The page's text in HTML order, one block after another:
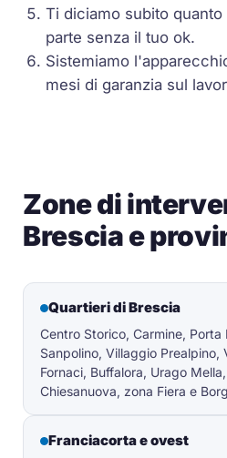
Ti diciamo subito
parte senza il tuo ok.
Sistemiamo
mesi di garanzia sul
Zone di
Brescia e
Quartieri di Brescia
Centro Storico, Carmine, Porta
Sanpolino, Villaggio Prealpino,
Fornaci, Buffalora, Urago
Chiesanuova, zona Fiera e
Franciacorta e ovest